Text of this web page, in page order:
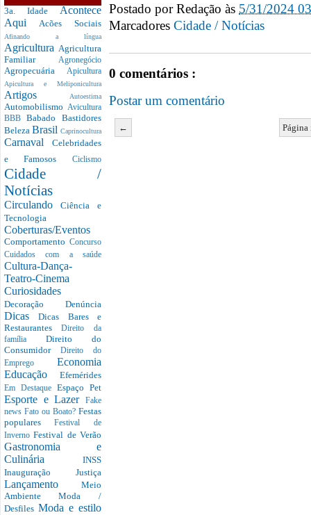
3a. Idade Acontece
Aqui Acões Sociais
Afinando a língua
Agricultura Agricultura
Familiar Agronegócio
Agropecuária Apicultura
Apicultura e Meliponicultura
Artigos Autoestima
Automobilismo Avicultura
BBBBabado Bastidores
Beleza Brasil Caprinocultura
Carnaval Celebridades
e Famosos Ciclismo
Cidade /
Notícias
CirculandoCiência e
Tecnologia
Coberturas/Eventos
Comportamento Concurso
Cuidados com a saúde
Cultura-Dança-
Teatro-Cinema
Curiosidades
Decoração Denúncia
DicasDicas Bares e
RestaurantesDireito da
família Direito do
Consumidor Direito do
Emprego Economia
Educação Efemérides
Em Destaque Espaço Pet
Esporte e Lazer
Fake
news Fato ou Boato? Festas
popularesFestival de
InvernoFestival de Verão
Gastronomia e
Culinária INSS
Inauguração Justiça
Lançamento Meio
AmbienteModa /
Desfiles Moda e estilo
Postado porRedação às 5/31/2024
Marcadores Cidade / Notícias
0 comentários :
Postar um comentário
←